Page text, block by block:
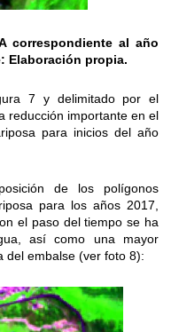
correspondiente al año
Elaboración propia.
7 y delimitado por el
reducción importante en el
para inicios del año
de los polígonos
para los años 2017,
el paso del tiempo se ha
así como una mayor
del embalse (ver foto 8):